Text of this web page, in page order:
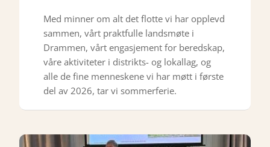
Med minner om alt det flotte vi har opplevd
sammen, vårt praktfulle landsmøte i
Drammen, vårt engasjement for beredskap,
våre aktiviteter i distrikts- og lokallag, og
alle de fine menneskene vi har møtt i første
del av 2026, tar vi sommerferie.